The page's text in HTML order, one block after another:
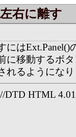
右に離す
はExt.Panel()
に移動するボ
れるようにな
DTD HTML 4.01